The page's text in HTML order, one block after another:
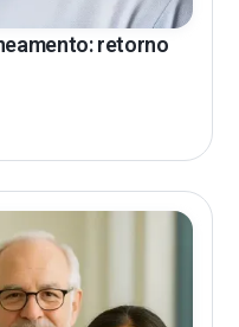
retorno